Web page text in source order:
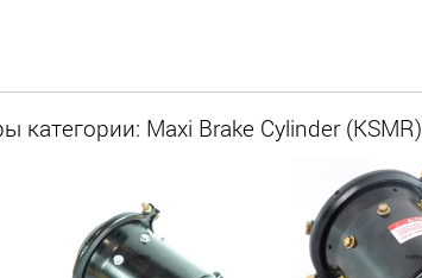
категории: Maxi Brake Cylinder (KSMR)